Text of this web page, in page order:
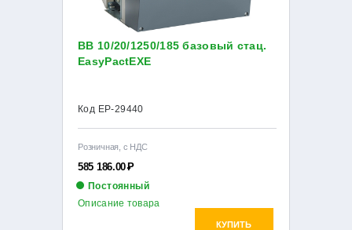
ВВ 10/20/1250/185 базовый стац.
EasyPactEXE
Код EP-29440
Розничная, с НДС
585 186.00Р
Постоянный
КУПИТЬ
Описание товара